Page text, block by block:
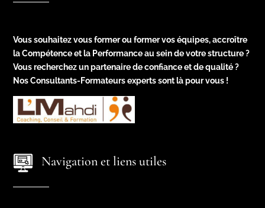
Vous souhaitez vous former ou former vos équipes, accroître
la Compétence et la Performance au sein de votre structure ?
Vous recherchez un partenaire de confiance et de qualité ?
Nos Consultants-Formateurs experts sont là pour vous !
Navigation et liens utiles